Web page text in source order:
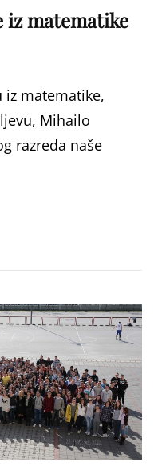
iz matematike
iz matematike,
Mihailo
razreda naše